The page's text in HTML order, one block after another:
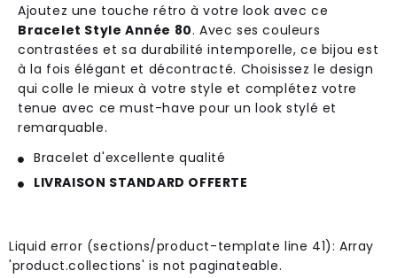
Ajoutez une touche rétro à votre look avec ce
Bracelet Style Année 80. Avec ses couleurs
contrastées et sa durabilité intemporelle, ce bijou est
à la fois élégant et décontracté. Choisissez le design
qui colle le mieux à votre style et complétez votre
tenue avec ce must-have pour un look stylé et
remarquable.
Bracelet d'excellente qualité
LIVRAISON STANDARD OFFERTE
Liquid error (sections/product-template line 41): Array
'product.collections' is not paginateable.